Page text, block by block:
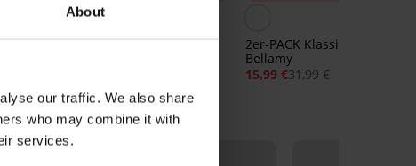
About
our traffic. We also share
who may combine it with
services.
Klassischer Slip Greta
2er-PACK Klassischer Slip
Bellamy
15,99 €31,99 €